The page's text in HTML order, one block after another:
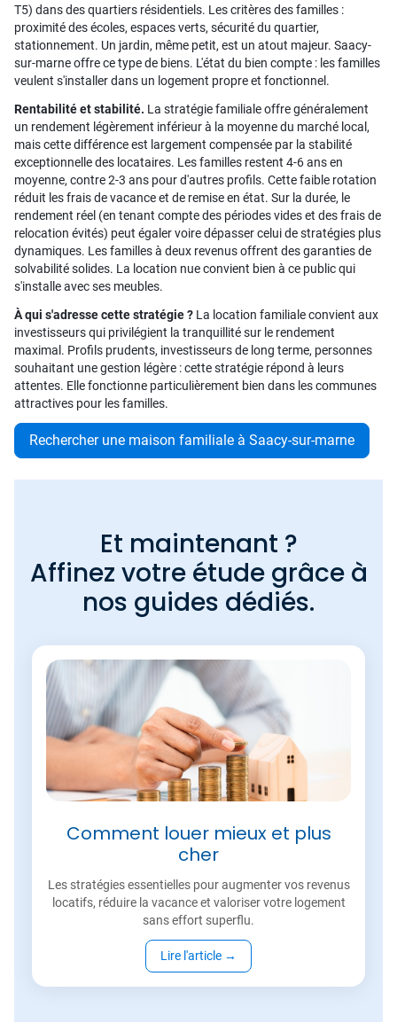
T5) dans des quartiers résidentiels. Les critères des familles :
proximité des écoles, espaces verts, sécurité du quartier,
stationnement. Un jardin, même petit, est un atout majeur. Saacy-
sur-marne offre ce type de biens. L'état du bien compte : les familles
veulent s'installer dans un logement propre et fonctionnel.
Rentabilité et stabilité. La stratégie familiale offre généralement
un rendement légèrement inférieur à la moyenne du marché local,
mais cette différence est largement compensée par la stabilité
exceptionnelle des locataires. Les familles restent 4-6 ans en
moyenne, contre 2-3 ans pour d'autres profils. Cette faible rotation
réduit les frais de vacance et de remise en état. Sur la durée, le
rendement réel (en tenant compte des périodes vides et des frais de
relocation évités) peut égaler voire dépasser celui de stratégies plus
dynamiques. Les familles à deux revenus offrent des garanties de
solvabilité solides. La location nue convient bien à ce public qui
s'installe avec ses meubles.
À qui s'adresse cette stratégie ? La location familiale convient aux
investisseurs qui privilégient la tranquillité sur le rendement
maximal. Profils prudents, investisseurs de long terme, personnes
souhaitant une gestion légère : cette stratégie répond à leurs
attentes. Elle fonctionne particulièrement bien dans les communes
attractives pour les familles.
Rechercher une maison familiale à Saacy-sur-marne
Et maintenant ?
Affinez votre étude grâce à
nos guides dédiés.
Comment louer mieux et plus
cher
Les stratégies essentielles pour augmenter vos revenus
locatifs, réduire la vacance et valoriser votre logement
sans effort superflu.
Lire l'article →